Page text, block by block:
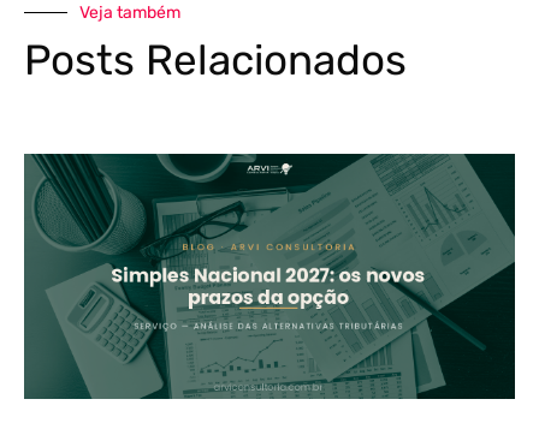
Veja também
Posts Relacionados